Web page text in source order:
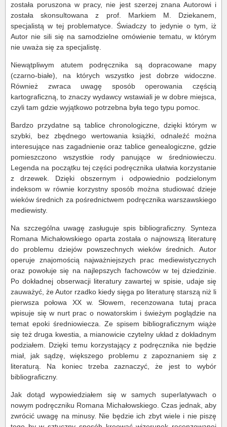
została poruszona w pracy, nie jest szerzej znana Autorowi i
została skonsultowana z prof. Markiem M. Dziekanem,
specjalistą w tej problematyce. Świadczy to jedynie o tym, iż
Autor nie sili się na samodzielne omówienie tematu, w którym
nie uważa się za specjalistę.
Niewątpliwym atutem podręcznika są dopracowane mapy
(czarno-białe), na których wszystko jest dobrze widoczne.
Również zwraca uwagę sposób operowania częścią
kartograficzną, to znaczy wydawcy wstawiali je w dobre miejsca,
czyli tam gdzie wyjątkowo potrzebna była tego typu pomoc.
Bardzo przydatne są tablice chronologiczne, dzięki którym w
szybki, bez zbędnego wertowania książki, odnaleźć można
interesujące nas zagadnienie oraz tablice genealogiczne, gdzie
pomieszczono wszystkie rody panujące w średniowieczu.
Legenda na początku tej części podręcznika ułatwia korzystanie
z drzewek. Dzięki obszernym i odpowiednio podzielonym
indeksom w równie korzystny sposób można studiować dzieje
wieków średnich za pośrednictwem podręcznika warszawskiego
mediewisty.
Na szczególna uwagę zasługuje spis bibliograficzny. Synteza
Romana Michałowskiego oparta została o najnowszą literaturę
do problemu dziejów powszechnych wieków średnich. Autor
operuje znajomością najważniejszych prac mediewistycznych
oraz powołuje się na najlepszych fachowców w tej dziedzinie.
Po dokładnej obserwacji literatury zawartej w spisie, udaje się
zauważyć, że Autor rzadko kiedy sięga po literaturę starszą niż li
pierwsza połowa XX w. Słowem, recenzowana tutaj praca
wpisuje się w nurt prac o nowatorskim i świeżym poglądzie na
temat epoki średniowiecza. Ze spisem bibliograficznym wiąże
się też druga kwestia, a mianowicie czytelny układ z dokładnym
podziałem. Dzięki temu korzystający z podręcznika nie będzie
miał, jak sądzę, większego problemu z zapoznaniem się z
literaturą. Na koniec trzeba zaznaczyć, że jest to wybór
bibliograficzny.
Jak dotąd wypowiedziałem się w samych superlatywach o
nowym podręczniku Romana Michałowskiego. Czas jednak, aby
zwrócić uwagę na minusy. Nie będzie ich zbyt wiele i nie piszę